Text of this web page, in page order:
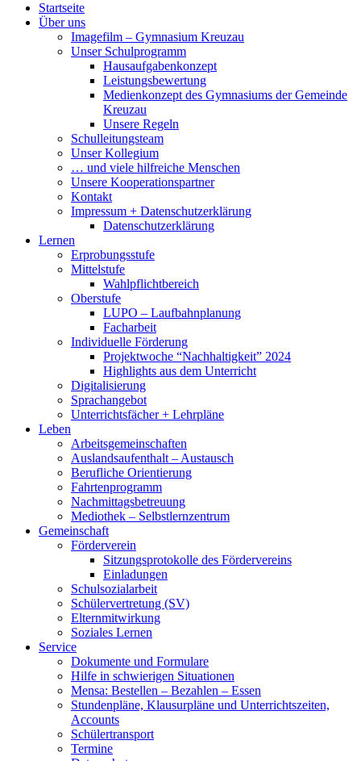
Startseite
Über uns
Imagefilm – Gymnasium Kreuzau
Unser Schulprogramm
Hausaufgabenkonzept
Leistungsbewertung
Medienkonzept des Gymnasiums der Gemeinde
Kreuzau
Unsere Regeln
Schulleitungsteam
Unser Kollegium
… und viele hilfreiche Menschen
Unsere Kooperationspartner
Kontakt
Impressum + Datenschutzerklärung
Datenschutzerklärung
Lernen
Erprobungsstufe
Mittelstufe
Wahlpflichtbereich
Oberstufe
LUPO – Laufbahnplanung
Facharbeit
Individuelle Förderung
Projektwoche “Nachhaltigkeit” 2024
Highlights aus dem Unterricht
Digitalisierung
Sprachangebot
Unterrichtsfächer + Lehrpläne
Leben
Arbeitsgemeinschaften
Auslandsaufenthalt – Austausch
Berufliche Orientierung
Fahrtenprogramm
Nachmittagsbetreuung
Mediothek – Selbstlernzentrum
Gemeinschaft
Förderverein
Sitzungsprotokolle des Fördervereins
Einladungen
Schulsozialarbeit
Schülervertretung (SV)
Elternmitwirkung
Soziales Lernen
Service
Dokumente und Formulare
Hilfe in schwierigen Situationen
Mensa: Bestellen – Bezahlen – Essen
Stundenpläne, Klausurpläne und Unterrichtszeiten,
Accounts
Schülertransport
Termine